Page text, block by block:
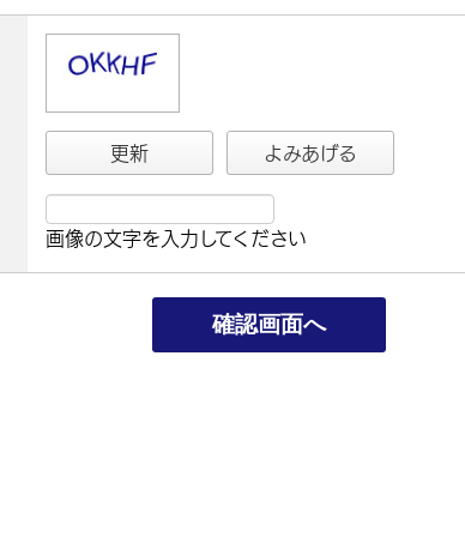
更新 よみあげる
画像の文字を入力してください